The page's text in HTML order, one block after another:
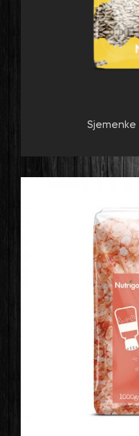
Sjemenke